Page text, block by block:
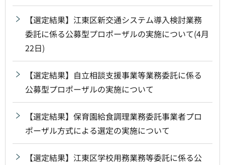
【選定結果】江東区新交通システム導入検討業務
委託に係る公募型プロポーザルの実施について(4月
22日)
【選定結果】自立相談支援事業等業務委託に係る
公募型プロポーザルの実施について
【選定結果】保育園給食調理業務委託事業者プロ
ポーザル方式による選定の実施について
【選定結果】江東区学校用務業務等委託に係る公